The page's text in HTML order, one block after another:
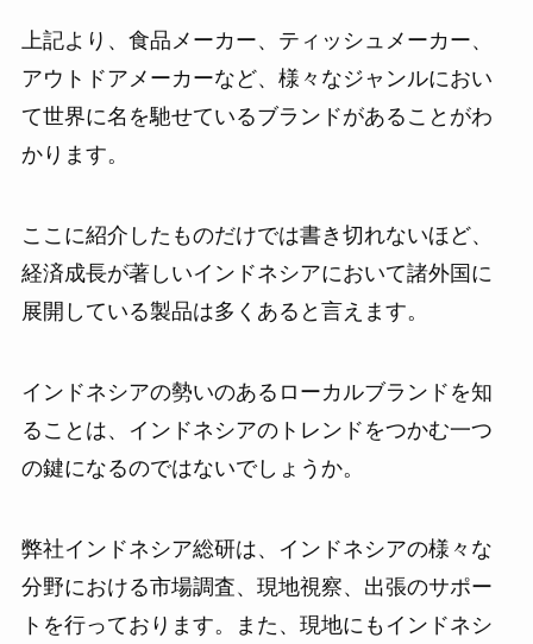
上記より、食品メーカー、ティッシュメーカー、
アウトドアメーカーなど、様々なジャンルにおい
て世界に名を馳せているブランドがあることがわ
かります。
ここに紹介したものだけでは書き切れないほど、
経済成長が著しいインドネシアにおいて諸外国に
展開している製品は多くあると言えます。
インドネシアの勢いのあるローカルブランドを知
ることは、インドネシアのトレンドをつかむ一つ
の鍵になるのではないでしょうか。
弊社インドネシア総研は、インドネシアの様々な
分野における市場調査、現地視察、出張のサポー
トを行っております。また、現地にもインドネシ